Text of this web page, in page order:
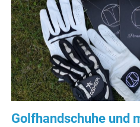
Golfhandschuhe und